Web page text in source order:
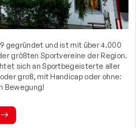
gegründet und ist mit über 4.000
größten Sportvereine der Region.
sich an Sportbegeisterte aller
groß, mit Handicap oder ohne:
Bewegung!